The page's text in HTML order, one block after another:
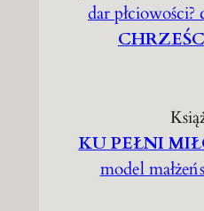
dar płciowości?
KU PEŁNI
model